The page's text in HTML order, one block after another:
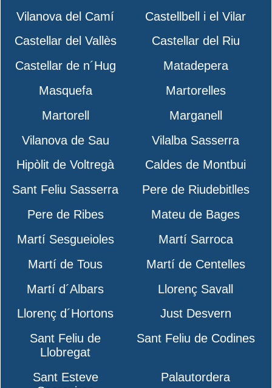
Vilanova del Camí
Castellbell i el Vilar
Castellar del Vallès
Castellar del Riu
Castellar de n´Hug
Matadepera
Masquefa
Martorelles
Martorell
Marganell
Vilanova de Sau
Vilalba Sasserra
Hipòlit de Voltregà
Caldes de Montbui
Sant Feliu Sasserra
Pere de Riudebitlles
Pere de Ribes
Mateu de Bages
Martí Sesgueioles
Martí Sarroca
Martí de Tous
Martí de Centelles
Martí d´Albars
Llorenç Savall
Llorenç d´Hortons
Just Desvern
Sant Feliu de
Llobregat
Sant Feliu de Codines
Sant Esteve
Palautordera